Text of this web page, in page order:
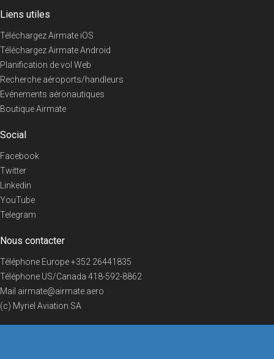
Liens utiles
Téléchargez Airmate iOS
Téléchargez Airmate Android
Planification de vol Web
Recherche aéroports/handleurs
Evénements aéronautiques
Boutique Airmate
Social
Facebook
Twitter
Linkedin
YouTube
Telegram
Nous contacter
Téléphone Europe+352 26441835
Téléphone US/Canada 418-592-8862
Mail airmate@airmate.aero
(c) Myriel Aviation SA